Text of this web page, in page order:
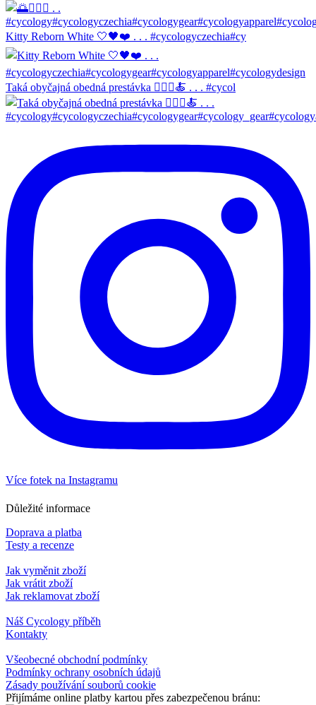
Kitty Reborn White 🤍🖤❤️ . . . #cycologyczechia#cy
Taká obyčajná obedná prestávka 🚴🏼‍♀️🍝 . . . #cycol
Více fotek na Instagramu
Důležité informace
Doprava a platba
Testy a recenze
Jak vyměnit zboží
Jak vrátit zboží
Jak reklamovat zboží
Náš Cycology příběh
Kontakty
Všeobecné obchodní podmínky
Podmínky ochrany osobních údajů
Zásady používání souborů cookie
Přijímáme online platby kartou přes zabezpečenou bránu: